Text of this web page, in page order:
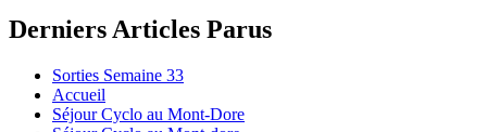
Derniers Articles Parus
Sorties Semaine 33
Accueil
Séjour Cyclo au Mont-Dore